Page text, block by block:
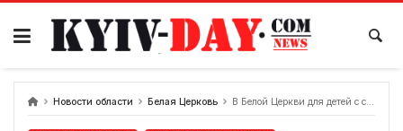
перейти
содержанию
Новости области Белая Церковь В Белой Церкви для детей с синдромом Дауна организовали фотосессию